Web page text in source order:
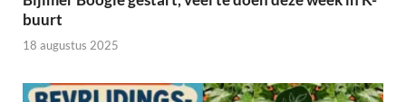
buurt
18 augustus 2025